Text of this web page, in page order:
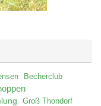
Becherclub
Groß Thondorf